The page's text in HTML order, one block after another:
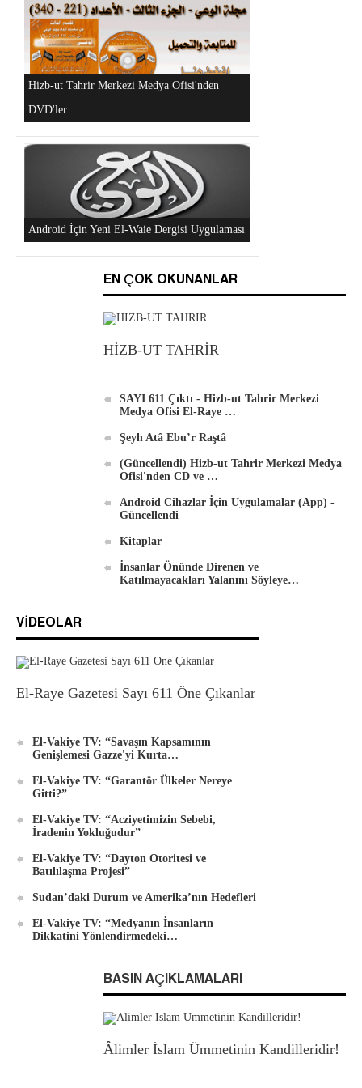
Al-Raya Gazetesi Yeniden Yayında
Hizb-ut Tahrir Merkezi Medya Ofisi'nden
DVD'ler
"Hizb-ut Tahrir'in Gazze'yi Desteklemek İçin
Düzenlediği Küresel Faaliyetler..." DVD'si
EN ÇOK OKUNANLAR
HİZB-UT TAHRİR
SAYI 611 Çıktı - Hizb-ut Tahrir Merkezi
Medya Ofisi El-Raye …
Şeyh Atâ Ebu’r Raştâ
(Güncellendi) Hizb-ut Tahrir Merkezi Medya
Ofisi'nden CD ve …
Android Cihazlar İçin Uygulamalar (App) -
Güncellendi
Kitaplar
İnsanlar Önünde Direnen ve
Katılmayacakları Yalanını Söyleye…
VIDEOLAR
El-Raye Gazetesi Sayı 611 Öne Çıkanlar
El-Vakiye TV: “Savaşın Kapsamının
Genişlemesi Gazze'yi Kurta…
El-Vakiye TV: “Garantör Ülkeler Nereye
Gitti?”
El-Vakiye TV: “Acziyetimizin Sebebi,
İradenin Yokluğudur”
El-Vakiye TV: “Dayton Otoritesi ve
Batılılaşma Projesi”
Sudan’daki Durum ve Amerika’nın Hedefleri
El-Vakiye TV: “Medyanın İnsanların
Dikkatini Yönlendirmedeki…
BASIN AÇIKLAMALARI
Âlimler İslam Ümmetinin Kandilleridir!